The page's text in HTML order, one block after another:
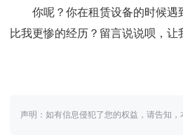
你呢？你在租赁设备的时候遇
比我更惨的经历？留言说说呗，让
声明：如有信息侵犯了您的权益，请告知，